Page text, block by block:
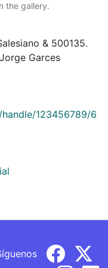
the gallery.
& 500135.
Garces
123456789/6